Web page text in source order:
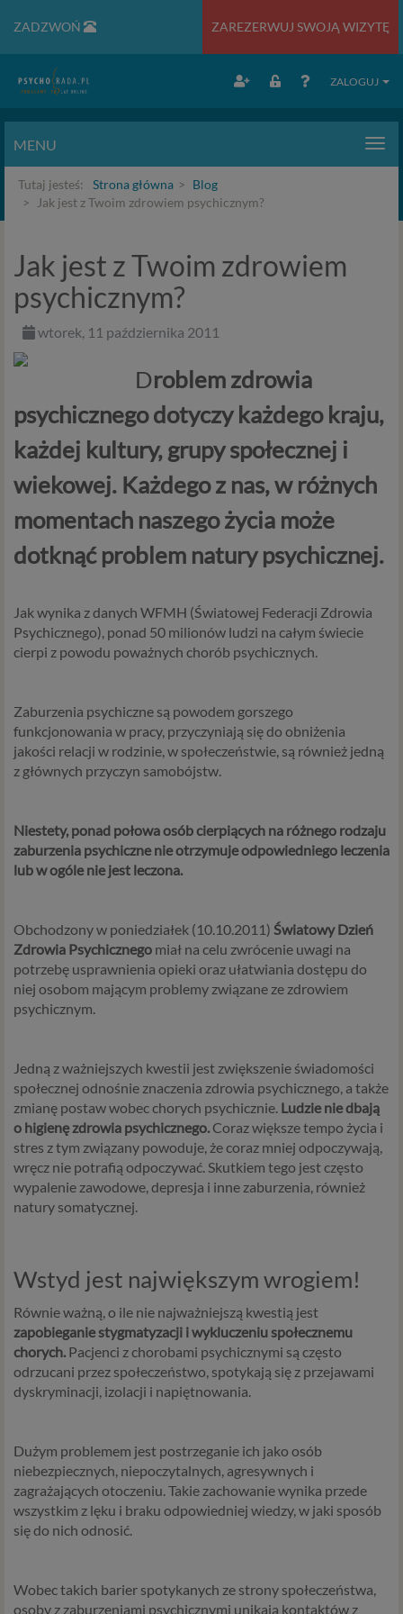
ZADZWOŃ ZAREZERWUJ SWOJĄ WIZYTĘ
ZALOGUJ
MENU
Tutaj jesteś: Strona główna
Blog
Jak jest z Twoim zdrowiem psychicznym?
Jak jest z Twoim zdrowiem
psychicznym?
wtorek, 11 października 2011
Droblem zdrowia
psychicznego dotyczy każdego kraju,
każdej kultury, grupy społecznej i
wiekowej. Każdego z nas, w różnych
momentach naszego życia może
dotknąć problem natury psychicznej.
Jak wynika z danych WFMH (Światowej Federacji Zdrowia
Psychicznego), ponad 50 milionów ludzi na całym świecie
cierpi z powodu poważnych chorób psychicznych.
Zaburzenia psychiczne są powodem gorszego
funkcjonowania w pracy, przyczyniają się do obniżenia
jakości relacji w rodzinie, w społeczeństwie, są również jedną
z głównych przyczyn samobójstw.
Niestety, ponad połowa osób cierpiących na różnego rodzaju
zaburzenia psychiczne nie otrzymuje odpowiedniego leczenia
lub w ogóle nie jest leczona.
Obchodzony w poniedziałek (10.10.2011) Światowy Dzień
Zdrowia Psychicznego miał na celu zwrócenie uwagi na
potrzebę usprawnienia opieki oraz ułatwiania dostępu do
niej osobom mającym problemy związane ze zdrowiem
psychicznym.
Jedną z ważniejszych kwestii jest zwiększenie świadomości
społecznej odnośnie znaczenia zdrowia psychicznego, a także
zmianę postaw wobec chorych psychicznie. Ludzie nie dbają
o higienę zdrowia psychicznego. Coraz większe tempo życia i
stres z tym związany powoduje, że coraz mniej odpoczywają,
wręcz nie potrafią odpoczywać. Skutkiem tego jest często
wypalenie zawodowe, depresja i inne zaburzenia, również
natury somatycznej.
Wstyd jest największym wrogiem!
Równie ważną, o ile nie najważniejszą kwestią jest
zapobieganie stygmatyzacji i wykluczeniu społecznemu
chorych. Pacjenci z chorobami psychicznymi są często
odrzucani przez społeczeństwo, spotykają się z przejawami
dyskryminacji, izolacji i napiętnowania.
Dużym problemem jest postrzeganie ich jako osób
niebezpiecznych, niepoczytalnych, agresywnych i
zagrażających otoczeniu. Takie zachowanie wynika przede
wszystkim z lęku i braku odpowiedniej wiedzy, w jaki sposób
się do nich odnosić.
Wobec takich barier spotykanych ze strony społeczeństwa,
osoby z zaburzeniami psychicznymi unikają kontaktów z